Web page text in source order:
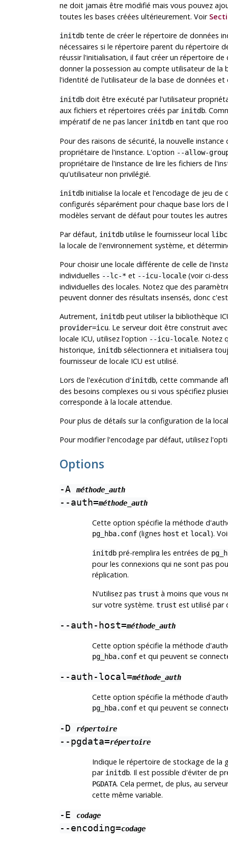
ne doit jamais être modifié mais vous pouvez
toutes les bases créées ultérieurement. Voir
initdbtente de créer le répertoire de données
nécessaires si le répertoire parent du répertoire
réussir l'initialisation, il faut créer un répertoire
donner la possession au compte utilisateur de la
l'identité de l'utilisateur de la base de données
initdbdoit être exécuté par l'utilisateur
aux fichiers et répertoires créés par initdb.
impératif de ne pas lancer initdben tant que
Pour des raisons de sécurité, la nouvelle instance
propriétaire de l'instance. L'option --allow-
propriétaire de l'instance de lire les fichiers de
qu'utilisateur non privilégié.
initdbinitialise la locale et l'encodage de jeu de
configurés séparément pour chaque base lors
modèles servant de défaut pour toutes les
Par défaut, initdbutilise le fournisseur local libc
la locale de l'environnement système, et
Pour choisir une locale différente de celle de
individuelles --lc-*et --icu-locale(voir ci-
individuelles des locales. Notez que des
peuvent donner des résultats insensés, donc
Autrement, initdbpeut utiliser la bibliothèque
provider=icu. Le serveur doit être construit
locale ICU, utilisez l'option --icu-locale. Notez
historique, initdbsélectionnera et initialisera
fournisseur de locale ICU est utilisé.
Lors de l'exécution d'initdb, cette commande
des besoins complexes ou si vous spécifiez
corresponde à la locale attendue.
Pour plus de détails sur la configuration de la
Pour modifier l'encodage par défaut, utilisez
Options
-Améthode_auth
--auth=méthode_auth
Cette option spécifie la méthode
pg_hba.conf(lignes host et local).
initdbpré-remplira les entrées de
pour les connexions qui ne sont pas
réplication.
N'utilisez pas trust à moins que vous
sur votre système. trust est utilisé par
--auth-host=méthode_auth
Cette option spécifie la méthode
pg_hba.confet qui peuvent se
--auth-local=méthode_auth
Cette option spécifie la méthode
pg_hba.confet qui peuvent se
-D répertoire
--pgdata=répertoire
Indique le répertoire de stockage de la
par initdb. Il est possible d'éviter de
PGDATA. Cela permet, de plus, au
cette même variable.
-E codage
--encoding=codage